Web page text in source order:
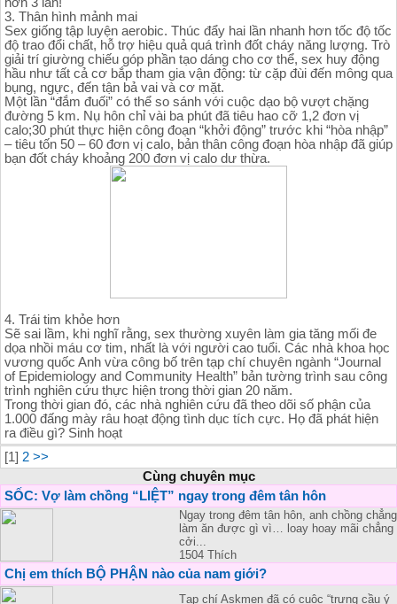
3. Thân hình mảnh mai
Sex giống tập luyện aerobic. Thúc đẩy hai lần nhanh hơn tốc độ tốc
độ trao đổi chất, hỗ trợ hiệu quả quá trình đốt cháy năng lượng. Trò
giải trí giường chiếu góp phần tạo dáng cho cơ thể, sex huy động
hầu như tất cả cơ bắp tham gia vận động: từ cặp đùi đến mông qua
bụng, ngực, đến tận bả vai và cơ mặt.
Một lần “đắm đuối” có thể so sánh với cuộc dạo bộ vượt chặng
đường 5 km. Nụ hôn chỉ vài ba phút đã tiêu hao cỡ 1,2 đơn vị
calo;30 phút thực hiện công đoạn “khởi động” trước khi “hòa nhập”
– tiêu tốn 50 – 60 đơn vị calo, bản thân công đoạn hòa nhập đã giúp
bạn đốt cháy khoảng 200 đơn vị calo dư thừa.
4. Trái tim khỏe hơn
Sẽ sai lầm, khi nghĩ rằng, sex thường xuyên làm gia tăng mối đe
dọa nhồi máu cơ tim, nhất là với người cao tuổi. Các nhà khoa học
vương quốc Anh vừa công bố trên tạp chí chuyên ngành “Journal
of Epidemiology and Community Health” bản tường trình sau công
trình nghiên cứu thực hiện trong thời gian 20 năm.
Trong thời gian đó, các nhà nghiên cứu đã theo dõi số phận của
1.000 đấng mày râu hoạt động tình dục tích cực. Họ đã phát hiện
ra điều gì? Sinh hoạt
[1] 2 >>
Cùng chuyên mục
SỐC: Vợ làm chồng “LIỆT” ngay trong đêm tân hôn
Ngay trong đêm tân hôn, anh chồng chẳng
làm ăn được gì vì… loay hoay mãi chẳng
cởi...
1504 Thích
Chị em thích BỘ PHẬN nào của nam giới?
Tạp chí Askmen đã có cuộc “trưng cầu ý